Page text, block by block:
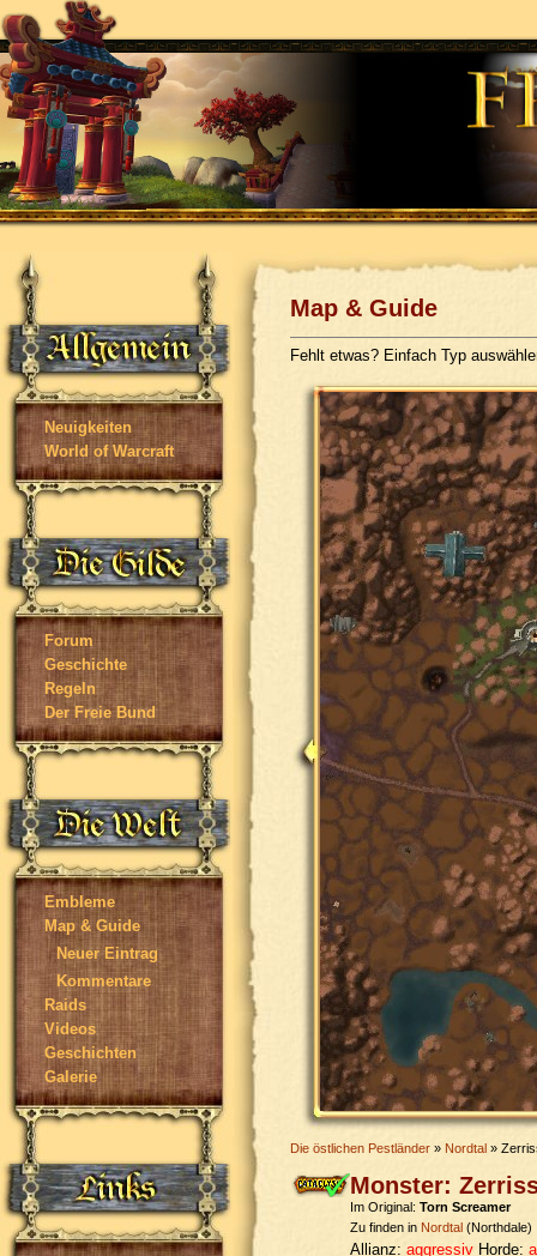
Neuigkeiten
World of Warcraft
Forum
Geschichte
Regeln
Der Freie Bund
Embleme
Map & Guide
Neuer Eintrag
Kommentare
Raids
Videos
Geschichten
Galerie
Map & Guide
Fehlt etwas? Einfach Typ
Die östlichen Pestländer » Nordtal »
Monster:
Im Original: Torn Screamer
Zu finden in Nordtal (Northdale)
Allianz: aggressiv Horde: